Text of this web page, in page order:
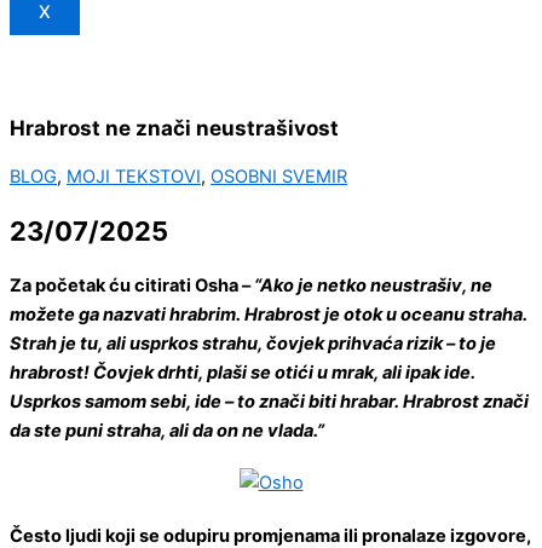
X
Hrabrost ne znači neustrašivost
BLOG, MOJI TEKSTOVI, OSOBNI SVEMIR
23/07/2025
Za početak ću citirati Osha –“Ako je netko neustrašiv, ne
možete ga nazvati hrabrim. Hrabrost je otok u oceanu straha.
Strah je tu, ali usprkos strahu, čovjek prihvaća rizik – to je
hrabrost! Čovjek drhti, plaši se otići u mrak, ali ipak ide.
Usprkos samom sebi, ide – to znači biti hrabar. Hrabrost znači
da ste puni straha, ali da on ne vlada.”
Često ljudi koji se odupiru promjenama ili pronalaze izgovore,